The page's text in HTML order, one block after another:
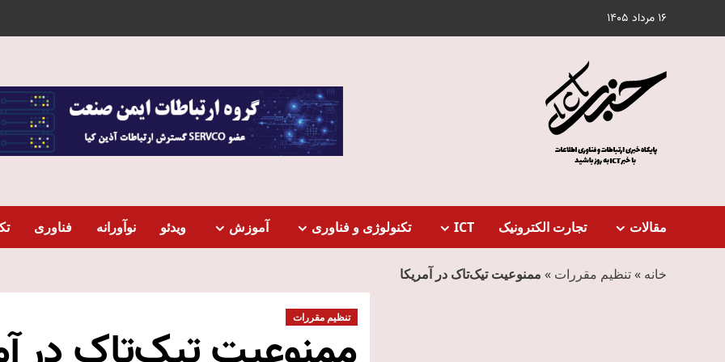
16 مرداد 1405
مقالات تجارت الکترونیک ICT تکنولوژی و فناوری آموزش ویدئو نوآورانه فناوری
خانه »تنظیم مقررات » ممنوعیت تیک‌تاک در آمریکا
تنظیم مقررات